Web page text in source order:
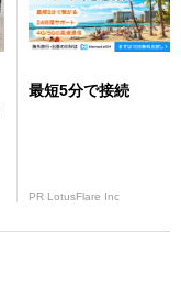
最短5分で接続
PR LotusFlare Inc